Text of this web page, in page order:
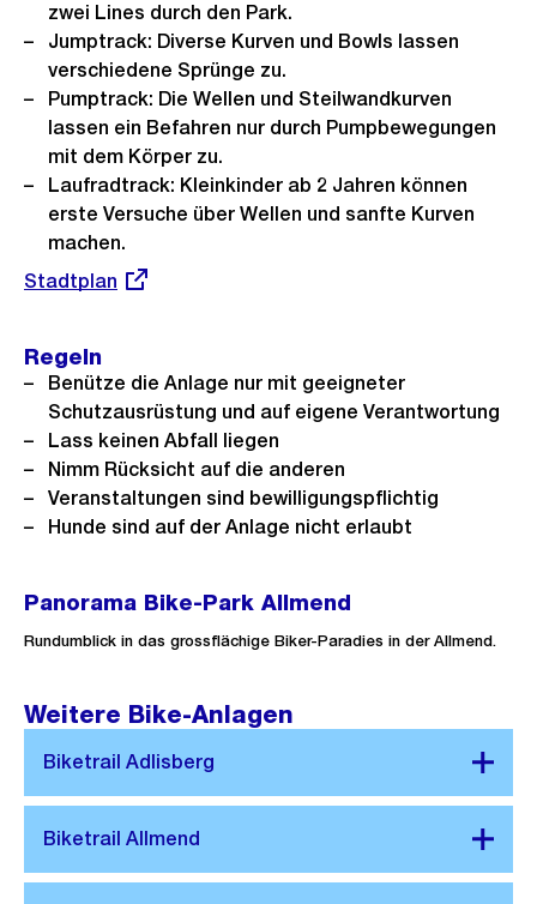
zwei Lines durch den Park.
Jumptrack: Diverse Kurven und Bowls lassen
verschiedene Sprünge zu.
Pumptrack: Die Wellen und Steilwandkurven
lassen ein Befahren nur durch Pumpbewegungen
mit dem Körper zu.
Laufradtrack: Kleinkinder ab 2 Jahren können
erste Versuche über Wellen und sanfte Kurven
machen.
Externer
Stadtplan
Regeln
Benütze die Anlage nur mit geeigneter
Schutzausrüstung und auf eigene Verantwortung
Lass keinen Abfall liegen
Nimm Rücksicht auf die anderen
Veranstaltungen sind bewilligungspflichtig
Hunde sind auf der Anlage nicht erlaubt
Panorama Bike-Park Allmend
Rundumblick in das grossflächige Biker-Paradies in der Allmend.
Weitere Bike-Anlagen